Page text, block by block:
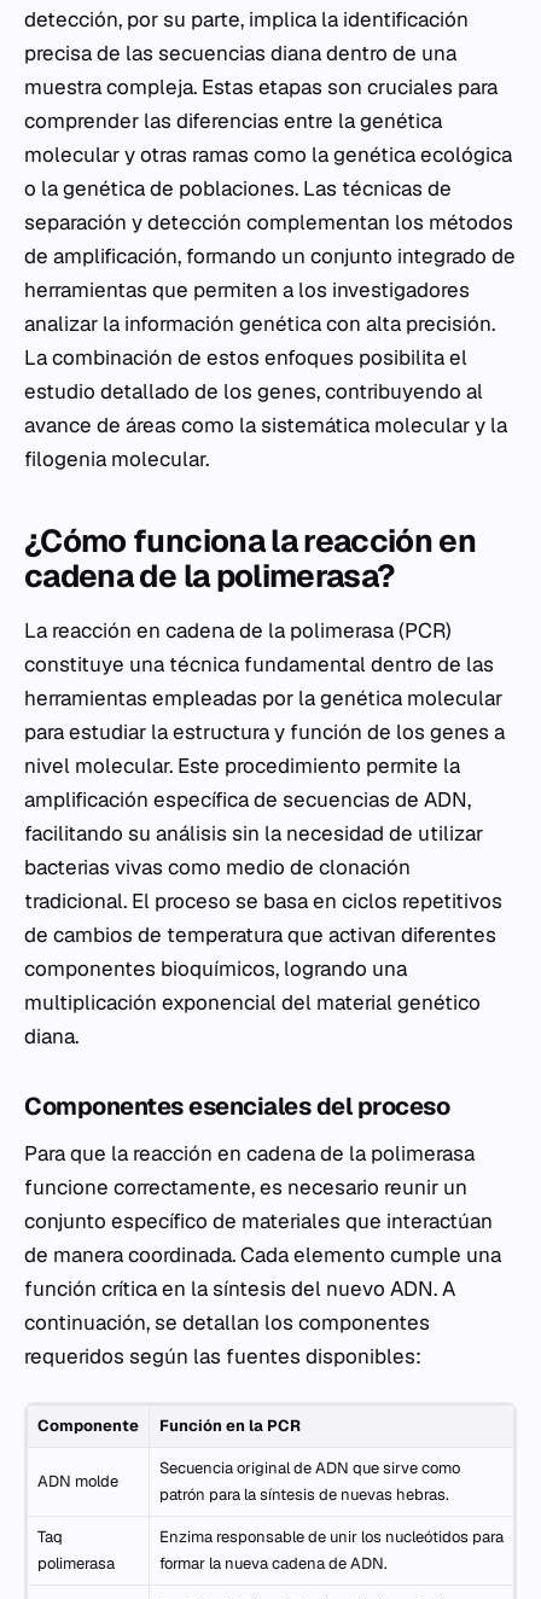
detección, por su parte, implica la identificación
precisa de las secuencias diana dentro de una
muestra compleja. Estas etapas son cruciales para
comprender las diferencias entre la genética
molecular y otras ramas como la genética ecológica
o la genética de poblaciones. Las técnicas de
separación y detección complementan los métodos
de amplificación, formando un conjunto integrado de
herramientas que permiten a los investigadores
analizar la información genética con alta precisión.
La combinación de estos enfoques posibilita el
estudio detallado de los genes, contribuyendo al
avance de áreas como la sistemática molecular y la
filogenia molecular.
¿Cómo funciona la reacción en
cadena de la polimerasa?
La reacción en cadena de la polimerasa (PCR)
constituye una técnica fundamental dentro de las
herramientas empleadas por la genética molecular
para estudiar la estructura y función de los genes a
nivel molecular. Este procedimiento permite la
amplificación específica de secuencias de ADN,
facilitando su análisis sin la necesidad de utilizar
bacterias vivas como medio de clonación
tradicional. El proceso se basa en ciclos repetitivos
de cambios de temperatura que activan diferentes
componentes bioquímicos, logrando una
multiplicación exponencial del material genético
diana.
Componentes esenciales del proceso
Para que la reacción en cadena de la polimerasa
funcione correctamente, es necesario reunir un
conjunto específico de materiales que interactúan
de manera coordinada. Cada elemento cumple una
función crítica en la síntesis del nuevo ADN. A
continuación, se detallan los componentes
requeridos según las fuentes disponibles:
Componente Función en la PCR
ADN molde
Secuencia original de ADN que sirve como
patrón para la síntesis de nuevas hebras.
Taq
polimerasa
Enzima responsable de unir los nucleótidos para
formar la nueva cadena de ADN.